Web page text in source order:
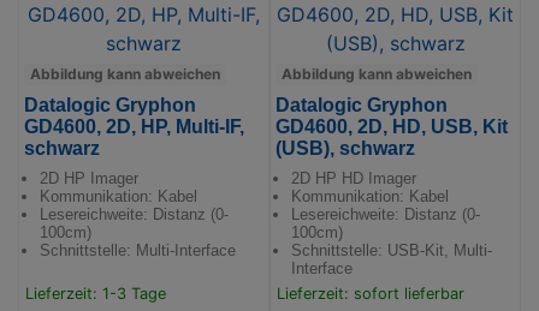
Abbildung kann abweichen
Datalogic Gryphon
GD4600, 2D, HP, Multi-IF,
schwarz
2D HP Imager
Kommunikation: Kabel
Lesereichweite: Distanz (0-
100cm)
Schnittstelle: Multi-Interface
Lieferzeit: 1-3 Tage
Abbildung kann abweichen
Datalogic Gryphon
GD4600, 2D, HD, USB, Kit
(USB), schwarz
2D HP HD Imager
Kommunikation: Kabel
Lesereichweite: Distanz (0-
100cm)
Schnittstelle: USB-Kit, Multi-
Interface
Lieferzeit: sofort lieferbar